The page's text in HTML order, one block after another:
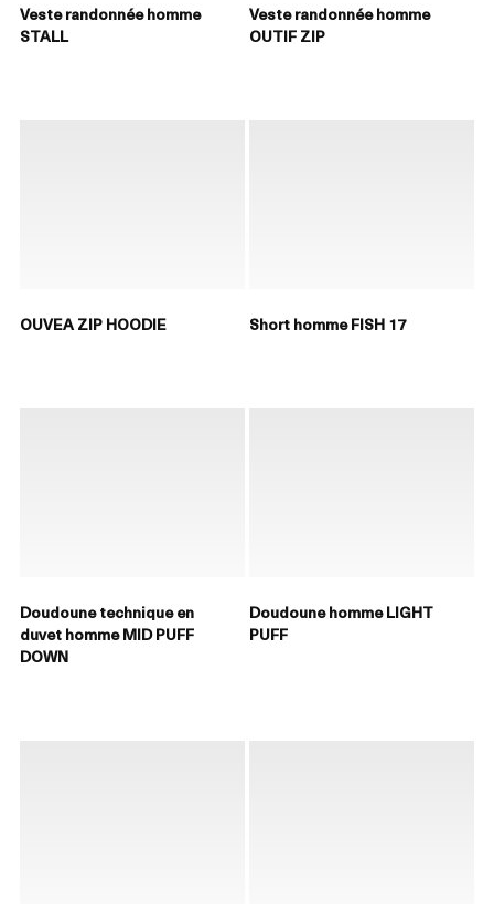
Veste randonnée homme
STALL
Veste randonnée homme
OUTIF ZIP
OUVEA ZIP HOODIE Short homme FISH 17
Doudoune technique en
duvet homme MID PUFF
DOWN
Doudoune homme LIGHT
PUFF